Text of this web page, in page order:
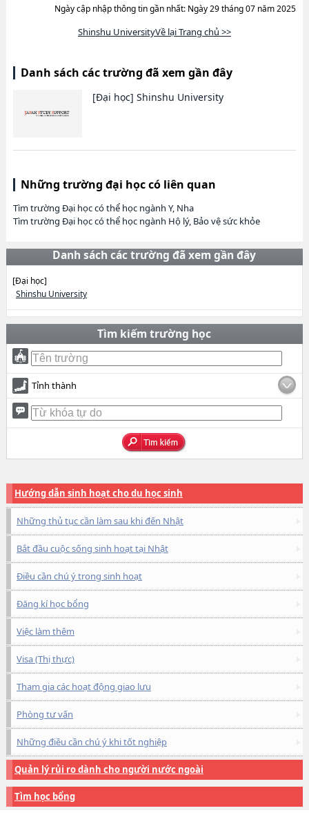
Ngày cập nhập thông tin gần nhất: Ngày 29 tháng 07 năm 2025
Shinshu UniversityVề lại Trang chủ >>
Danh sách các trường đã xem gần đây
[Đại học] Shinshu University
Những trường đại học có liên quan
Tìm trường Đại học có thể học ngành Y, Nha
Tìm trường Đại học có thể học ngành Hộ lý, Bảo vệ sức khỏe
Danh sách các trường đã xem gần đây
[Đại học]
Shinshu University
Tìm kiếm trường học
Tỉnh thành
Hướng dẫn sinh hoạt cho du học sinh
Những thủ tục cần làm sau khi đến Nhật
Bắt đầu cuộc sống sinh hoạt tại Nhật
Điều cần chú ý trong sinh hoạt
Đăng kí học bổng
Việc làm thêm
Visa (Thị thực)
Tham gia các hoạt động giao lưu
Phòng tư vấn
Những điều cần chú ý khi tốt nghiệp
Quản lý rủi ro dành cho người nước ngoài
Tìm học bổng